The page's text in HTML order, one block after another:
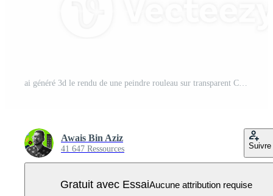
ai généré 3d le rendu de une peindre rouleau sur transparent Contexte - ai généré PNG Pro
Awais Bin Aziz
41 647 Ressources Suivre
Gratuit avec EssaiAucune attribution requise